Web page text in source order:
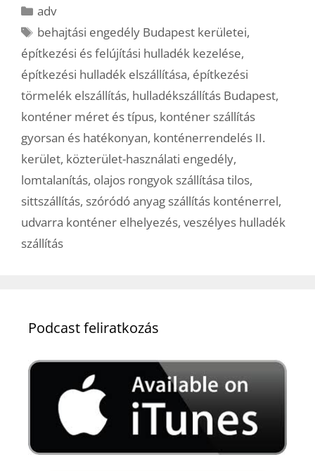
Kategória
adv
Címkék
behajtási engedély Budapest kerületei,
építkezési és felújítási hulladék kezelése,
építkezési hulladék elszállítása, építkezési
törmelék elszállítás, hulladékszállítás Budapest,
konténer méret és típus, konténer szállítás
gyorsan és hatékonyan, konténerrendelés II.
kerület, közterület-használati engedély,
lomtalanítás, olajos rongyok szállítása tilos,
sittszállítás, szóródó anyag szállítás konténerrel,
udvarra konténer elhelyezés, veszélyes hulladék
szállítás
Podcast feliratkozás